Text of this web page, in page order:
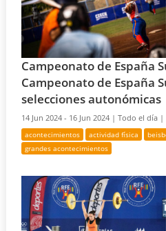
Campeonato de España
Campeonato de España
selecciones autonómicas
14 Jun 2024 - 16 Jun 2024 |Todo el día |
acontecimientos actividad física
grandes acontecimientos